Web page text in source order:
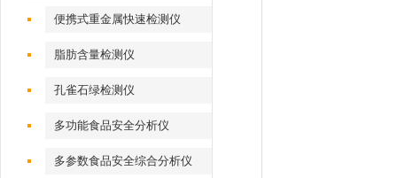
便携式重金属快速检测仪
脂肪含量检测仪
孔雀石绿检测仪
多功能食品安全分析仪
多参数食品安全综合分析仪